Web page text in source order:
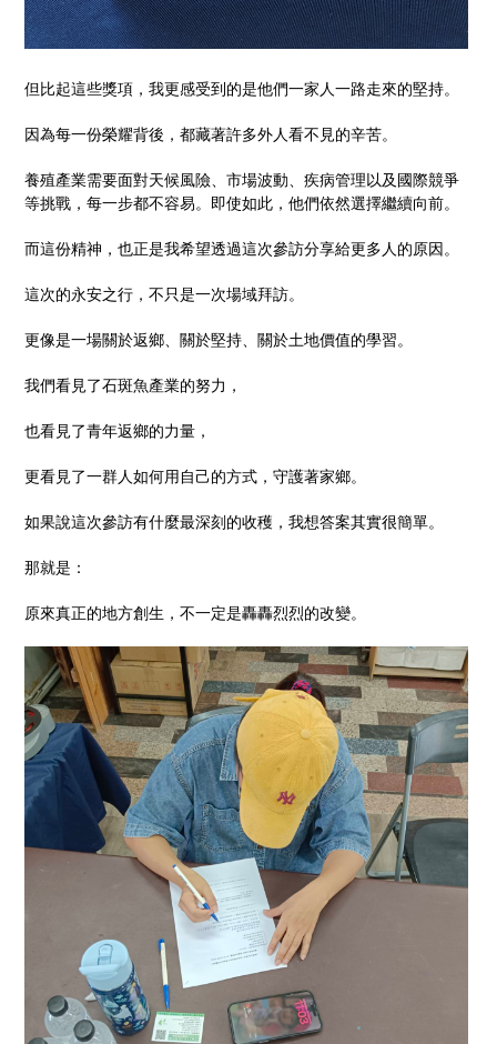
但比起這些獎項，我更感受到的是他們一家人一路走來的堅持。
因為每一份榮耀背後，都藏著許多外人看不見的辛苦。
養殖產業需要面對天候風險、市場波動、疾病管理以及國際競爭
等挑戰，每一步都不容易。即使如此，他們依然選擇繼續向前。
而這份精神，也正是我希望透過這次參訪分享給更多人的原因。
這次的永安之行，不只是一次場域拜訪。
更像是一場關於返鄉、關於堅持、關於土地價值的學習。
我們看見了石斑魚產業的努力，
也看見了青年返鄉的力量，
更看見了一群人如何用自己的方式，守護著家鄉。
如果說這次參訪有什麼最深刻的收穫，我想答案其實很簡單。
那就是：
原來真正的地方創生，不一定是轟轟烈烈的改變。